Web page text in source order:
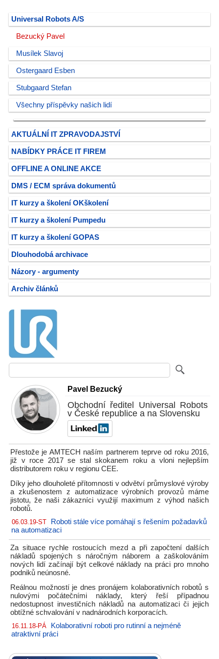
Universal Robots A/S
Bezucký Pavel
Musílek Slavoj
Ostergaard Esben
Stubgaard Stefan
Všechny příspěvky našich lidí
AKTUÁLNÍ IT ZPRAVODAJSTVÍ
NABÍDKY PRÁCE IT FIREM
OFFLINE A ONLINE AKCE
DMS / ECM správa dokumentů
IT kurzy a školení OKškolení
IT kurzy a školení Pumpedu
IT kurzy a školení GOPAS
Dlouhodobá archivace
Názory - argumenty
Archiv článků
Pavel Bezucký
Obchodní ředitel Universal Robots
v České republice a na Slovensku
Přestože je AMTECH naším partnerem teprve od roku 2016,
již v roce 2017 se stal skokanem roku a vloni nejlepším
distributorem roku v regionu CEE.
Díky jeho dlouholeté přítomnosti v odvětví průmyslové výroby
a zkušenostem z automatizace výrobních provozů máme
jistotu, že naši zákazníci využijí maximum z výhod našich
robotů.
06.03.19-ST
Roboti stále více pomáhají s řešením požadavků
na automatizaci
Za situace rychle rostoucích mezd a při započtení dalších
nákladů spojených s náročným náborem a zaškolováním
nových lidí začínají být celkové náklady na práci pro mnoho
podniků neúnosné.
Reálnou možností je dnes pronájem kolaborativních robotů s
nulovými počátečními náklady, který řeší případnou
nedostupnost investičních nákladů na automatizaci či jejich
obtížné schvalování v nadnárodních korporacích.
16.11.18-PÁ
Kolaborativní roboti pro rutinní a nejméně
atraktivní práci